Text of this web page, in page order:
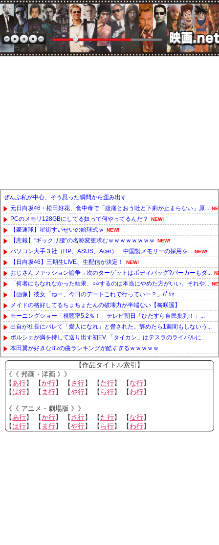
ぜんぶ私が中心、そう思った瞬間から歪み出す
元日向坂46・松田好花、食中毒で「腹痛とおう吐と下痢が止まらない」原...
PCのメモリ128GBにしてる奴って何やってるんだ？ NEW!
【豪速球】星街すいせいの始球式ｗ NEW!
【悲報】“ギックリ腰”の名称変更求むｗｗｗｗｗｗｗｗ NEW!
パソコン大手３社（HP、ASUS、Acer） 中国製メモリーの採用を... NEW!
【日向坂46】三期生LIVE、生配信が決定！ NEW!
おじさんファッション論争→次のターゲットはボディバッグ?パーカーもダ...
「何者にもなれなかった結果、○○するのは本当にやめた方がいい。それや...
【画像】彼女「ねー、今日のデートこれで行っていー？」ﾊﾟｼｬ
メイドの格好してるちょちょたんの破壊力が半端ない【梅咲遥】
モーニングショー「視聴率5.2％！」テレビ朝日「ひたすら自民批判！」...
出自が社長にバレて「愛人になれ」と脅された。辞めたら1週間もしないう...
ポルシェが満を持して送り出す初EV 「タイカン」はテスラのライバルに...
本田翼が好きなB'zの曲ランキングが酷すぎるｗｗｗｗｗ
Powered by livedoor 相互RSS
【作品タイトル索引】
《《 邦画・洋画 》》
【あ行】 【か行】 【さ行】 【た行】 【な行】
【は行】 【 ま行】 【や行】 【 ら行】 【わ行】
《《 アニメ・劇場版 》》
【あ行】 【か行】 【さ行】 【た行】 【な行】
【は行】 【 ま行】 【や行】 【 ら行】 【わ行】